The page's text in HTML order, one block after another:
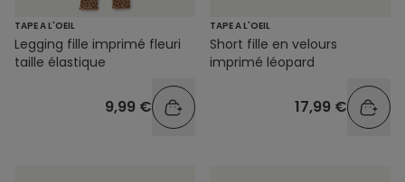
TAPE A L'OEIL
Legging fille imprimé fleuri
taille élastique
9,99 €
TAPE A L'OEIL
Short fille en velours
imprimé léopard
17,99 €